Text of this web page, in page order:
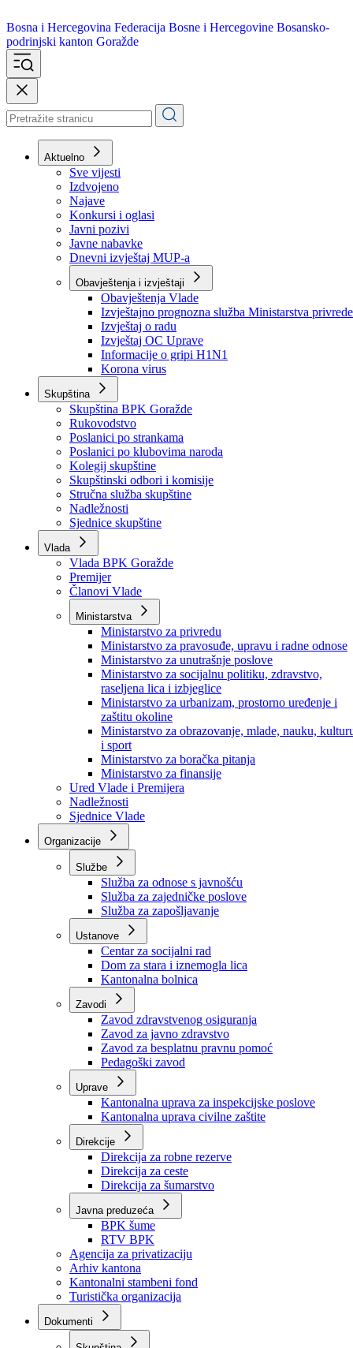
Bosna i Hercegovina
podrinjski kanton Goražde
Aktuelno
Sve vijesti
Izdvojeno
Najave
Konkursi i oglasi
Javni pozivi
Javne nabavke
Dnevni izvještaj MUP-a
Obavještenja i izvještaji
Obavještenja Vlade
Izvještajno prognozna služba Ministarstva privrede
Izvještaj o radu
Izvještaj OC Uprave
Informacije o gripi H1N1
Korona virus
Skupština
Skupština BPK Goražde
Rukovodstvo
Poslanici po strankama
Poslanici po klubovima naroda
Kolegij skupštine
Skupštinski odbori i komisije
Stručna služba skupštine
Nadležnosti
Sjednice skupštine
Vlada
Vlada BPK Goražde
Premijer
Članovi Vlade
Ministarstva
Ministarstvo za privredu
Ministarstvo za pravosuđe, upravu i radne odnose
Ministarstvo za unutrašnje poslove
Ministarstvo za socijalnu politiku, zdravstvo,
raseljena lica i izbjeglice
Ministarstvo za urbanizam, prostorno uređenje i
zaštitu okoline
Ministarstvo za obrazovanje, mlade, nauku,
i sport
Ministarstvo za boračka pitanja
Ministarstvo za finansije
Ured Vlade i Premijera
Nadležnosti
Sjednice Vlade
Organizacije
Službe
Služba za odnose s javnošću
Služba za zajedničke poslove
Služba za zapošljavanje
Ustanove
Centar za socijalni rad
Dom za stara i iznemogla lica
Kantonalna bolnica
Zavodi
Zavod zdravstvenog osiguranja
Zavod za javno zdravstvo
Zavod za besplatnu pravnu pomoć
Pedagoški zavod
Kantonalna uprava za inspekcijske poslove
Kantonalna uprava civilne zaštite
Direkcije
Direkcija za robne rezerve
Direkcija za ceste
Direkcija za šumarstvo
Javna preduzeća
BPK šume
RTV BPK
Agencija za privatizaciju
Arhiv kantona
Kantonalni stambeni fond
Turistička organizacija